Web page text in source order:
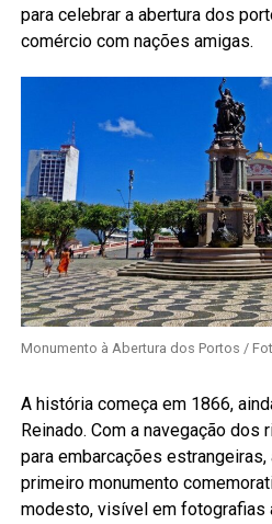
para celebrar a abertura dos
comércio com nações amigas.
Monumento à Abertura dos Portos /
A história começa em 1866,
Reinado. Com a navegação
para embarcações estrangeiras,
primeiro monumento
modesto, visível em fotografias